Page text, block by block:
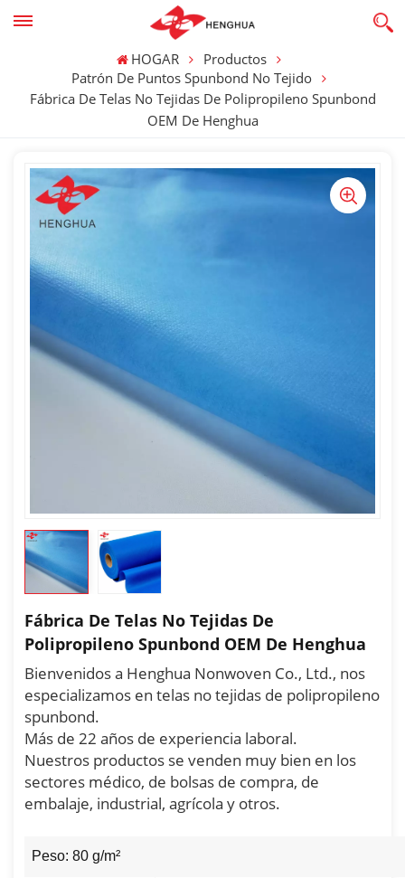
HOGAR
Productos
Patrón De Puntos Spunbond No Tejido
Fábrica De Telas No Tejidas De Polipropileno Spunbond
OEM De Henghua
Fábrica De Telas No Tejidas De
Polipropileno Spunbond OEM De Henghua
Bienvenidos a Henghua Nonwoven Co., Ltd., nos
especializamos en telas no tejidas de polipropileno
spunbond.
Más de 22 años de experiencia laboral.
Nuestros productos se venden muy bien en los
sectores médico, de bolsas de compra, de
embalaje, industrial, agrícola y otros.
Peso: 80 g/m²